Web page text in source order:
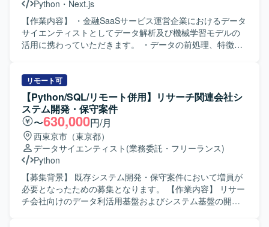
Python ・ Next.js
【作業内容】 ・金融SaaSサービス運営企業におけるデータ
サイエンティストとしてデータ解析及び機械学習モデルの
活用に携わっていただきます。 ・データの前処理、特徴量
化を行っていただきます。 ・プロダクト内および社内への
AI導入を行っていただきます。 【開発環境】 ・開発言語：
Python、Typescript ・機械学習・統計モデリング：scikit-
learn、LightGBM、pandas、numpy etc. ・クラウドプラッ
トフォーム：Google Cloud Platform ・分析基盤：BigQuery
・アプリケーション：Next.js、FastAPI ・構成管理ツー
ル：Terraform、Cloud Build ・データモデリング：
Dataform ・データビジュアライゼーション：
Metabase/Redash ・その他：Docker、GitHub、Slack、
Github Copilot etc.
リモート可
【Python/SQL/リモート併用】リサーチ関連会社シ
ステム開発・保守案件
〜630,000円/月
西東京市（東京都）
データサイエンティスト (業務委託・フリーランス)
Python
【募集背景】 既存システム開発・保守案件において増員が
必要となったための募集となります。 【作業内容】 リサー
チ会社向けのデータ利活用基盤およびシステム基盤の開